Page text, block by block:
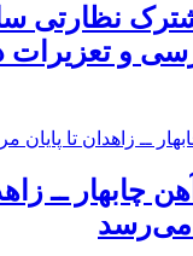
نظارتی
و تعزیرات
چابهار ــ
می‌رسد